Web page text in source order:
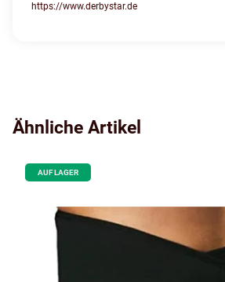
https://www.derbystar.de
Ähnliche Artikel
AUF LAGER